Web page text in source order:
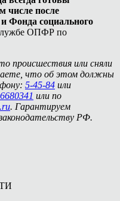
числе после
Фонда социального
ОПФР по
происшествия или сняли
что об этом должны
5-45-84 или
или по
. Гарантируем
РФ.